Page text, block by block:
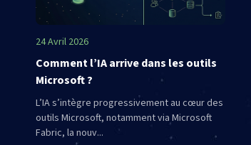
24 Avril 2026
Comment l’IA arrive dans les outils
Microsoft ?
L’IA s’intègre progressivement au cœur des
outils Microsoft, notamment via Microsoft
Fabric, la nouv...